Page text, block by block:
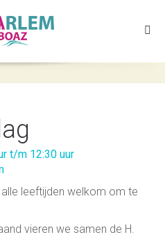
t/m 12:30 uur
leeftijden welkom om te
vieren we samen de H.